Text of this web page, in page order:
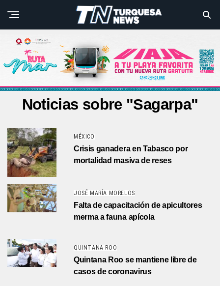
Noticias sobre "Sagarpa"
MÉXICO
Crisis ganadera en Tabasco por
mortalidad masiva de reses
JOSÉ MARÍA MORELOS
Falta de capacitación de apicultores
merma a fauna apícola
QUINTANA ROO
Quintana Roo se mantiene libre de
casos de coronavirus